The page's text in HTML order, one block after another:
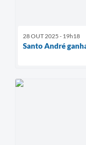
28 OUT 2025 - 19h18
Santo André